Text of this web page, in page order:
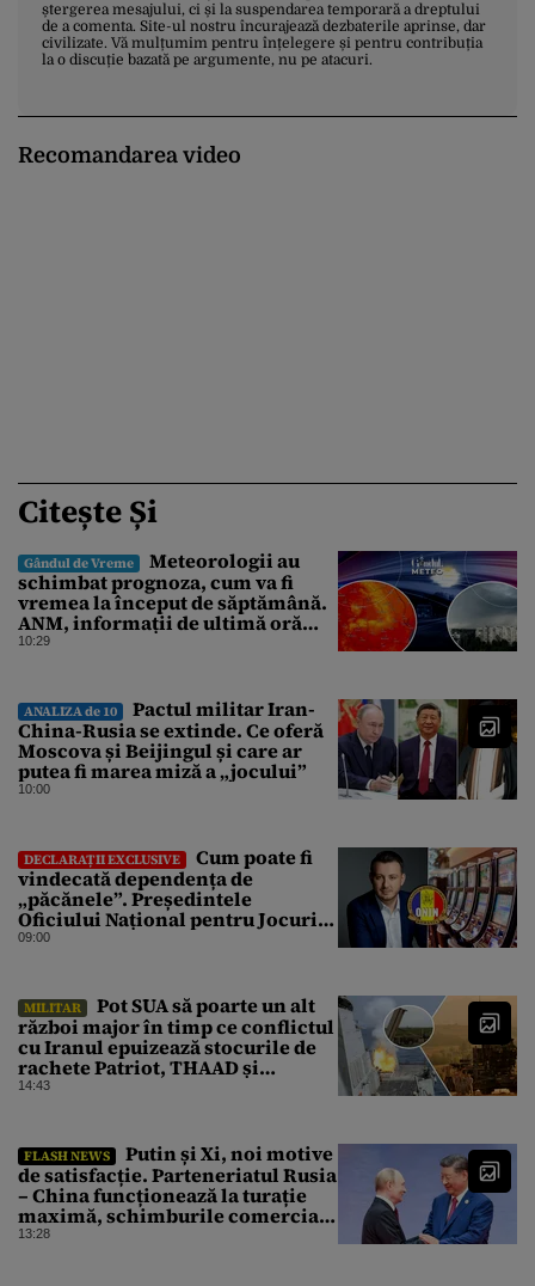
ștergerea mesajului, ci și la suspendarea temporară a dreptului
de a comenta. Site-ul nostru încurajează dezbaterile aprinse, dar
civilizate. Vă mulțumim pentru înțelegere și pentru contribuția
la o discuție bazată pe argumente, nu pe atacuri.
Recomandarea video
Citește Și
Gândul de Vreme
Meteorologii au
schimbat prognoza, cum va fi
vremea la început de săptămână.
ANM, informații de ultimă oră
pentru Gândul
10:29
ANALIZA de 10
Pactul militar Iran-
China-Rusia se extinde. Ce oferă
Moscova și Beijingul și care ar
putea fi marea miză a „jocului”
10:00
DECLARAȚII EXCLUSIVE
Cum poate fi
vindecată dependența de
„păcănele”. Președintele
Oficiului Național pentru Jocuri
de Noroc propune o ordonanță de
unică
09:00
MILITAR
Pot SUA să poarte un alt
război major în timp ce conflictul
cu Iranul epuizează stocurile de
rachete Patriot, THAAD și
Tomahawk?
14:43
FLASH NEWS
Putin și Xi, noi motive
de satisfacție. Parteneriatul Rusia
– China funcționează la turație
maximă, schimburile comerciale
ating niveluri record
13:28